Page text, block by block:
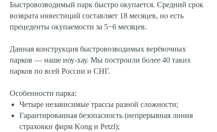
Быстровозводимый парк быстро окупается. Средний срок
возврата инвестиций составляет 18 месяцев, но есть
прецеденты окупаемости за 5−6 месяцев.
Данная конструкция быстровозводимых верёвочных
парков — наше ноу-хау. Мы построили более 40 таких
парков по всей России и СНГ.
Особенности парка:
Четыре независимые трассы разной сложности;
Гарантированная безопасность (непрерывная линия
страховки фирм Kong и Petzl);